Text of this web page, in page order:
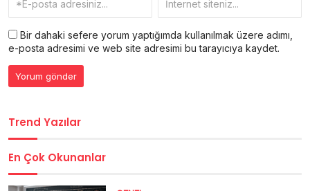
Bir dahaki sefere yorum yaptığımda kullanılmak üzere adımı,
e-posta adresimi ve web site adresimi bu tarayıcıya kaydet.
Trend Yazılar
En Çok Okunanlar